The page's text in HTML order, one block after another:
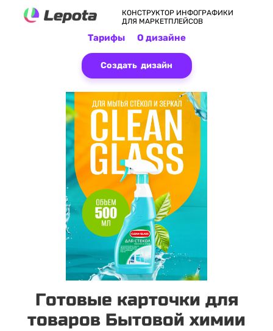
КОНСТРУКТОР ИНФОГРАФИКИ
ДЛЯ МАРКЕТПЛЕЙСОВ
Тарифы О дизайне
Создать дизайн
Готовые карточки для
товаров Бытовой химии